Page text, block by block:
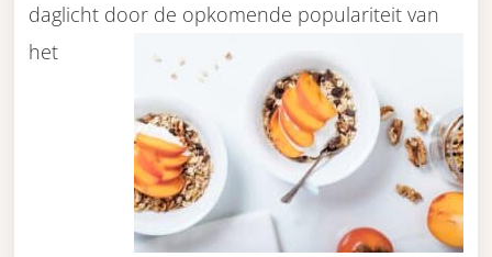
daglicht door de opkomende populariteit van
het